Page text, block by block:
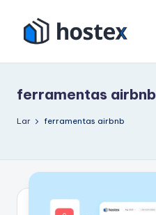
o
s
t
x
de
férias
com
ferramentas airbnb
Lar ferramentas airbnb